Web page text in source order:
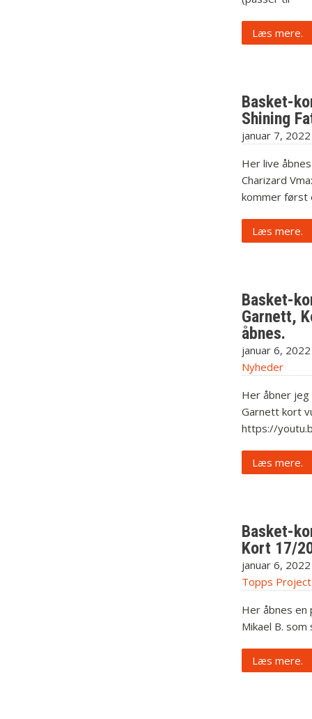
Læs mere.
Basket-
Shining
januar 7, 2022
Her live
Charizard
kommer først
Læs mere.
Basket-
Garnett,
åbnes.
januar 6, 2022
Nyheder
Her åbner jeg
Garnett kort
https://
Læs mere.
Basket-
Kort 17/
januar 6, 2022
Topps
Her åbnes en
Mikael B.
Læs mere.